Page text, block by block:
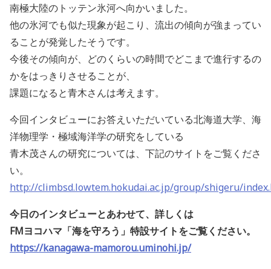
南極大陸のトッテン氷河へ向かいました。
他の氷河でも似た現象が起こり、流出の傾向が強まってい
ることが発覚したそうです。
今後その傾向が、どのくらいの時間でどこまで進行するの
かをはっきりさせることが、
課題になると青木さんは考えます。
今回インタビューにお答えいただいている北海道大学、海
洋物理学・極域海洋学の研究をしている
青木茂さんの研究については、下記のサイトをご覧くださ
い。
http://climbsd.lowtem.hokudai.ac.jp/group/shigeru/
今日のインタビューとあわせて、詳しくは
FMヨコハマ「海を守ろう」特設サイトをご覧ください。
https://kanagawa-mamorou.uminohi.jp/